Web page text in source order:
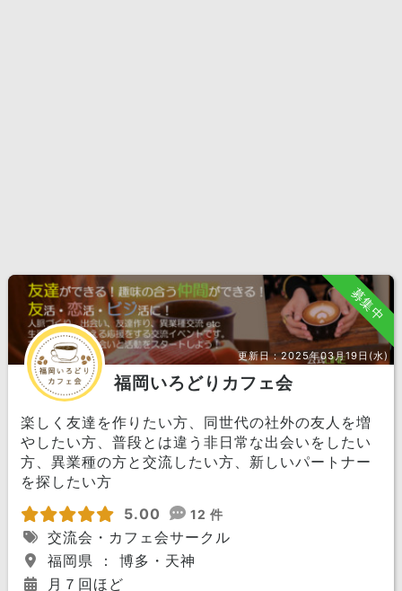
募集中
更新日：2025年03月19日(水)
福岡いろどりカフェ会
楽しく友達を作りたい方、同世代の社外の友人を増
やしたい方、普段とは違う非日常な出会いをしたい
方、異業種の方と交流したい方、新しいパートナー
を探したい方
5.00
12 件
交流会・カフェ会サークル
福岡県 ： 博多・天神
月７回ほど